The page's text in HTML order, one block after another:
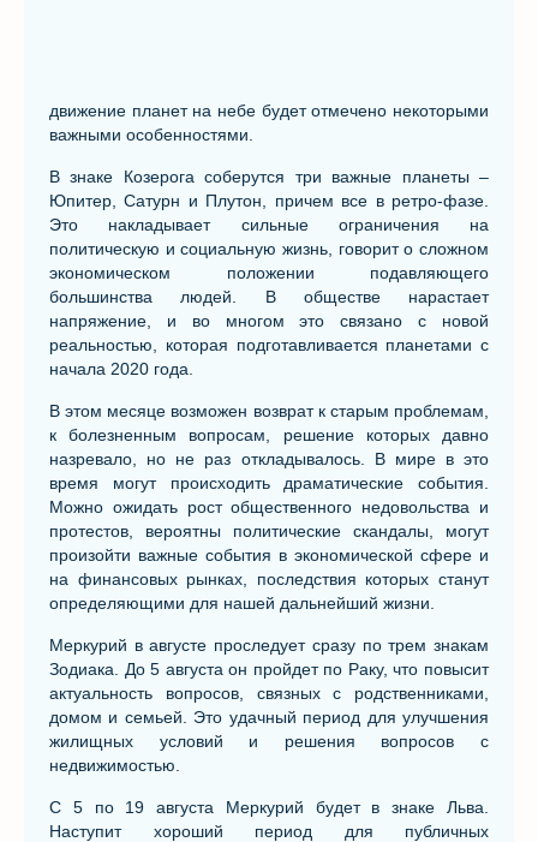
движение планет на небе будет отмечено некоторыми
важными особенностями.
В знаке Козерога соберутся три важные планеты –
Юпитер, Сатурн и Плутон, причем все в ретро-фазе.
Это накладывает сильные ограничения на
политическую и социальную жизнь, говорит о сложном
экономическом положении подавляющего
большинства людей. В обществе нарастает
напряжение, и во многом это связано с новой
реальностью, которая подготавливается планетами с
начала 2020 года.
В этом месяце возможен возврат к старым проблемам,
к болезненным вопросам, решение которых давно
назревало, но не раз откладывалось. В мире в это
время могут происходить драматические события.
Можно ожидать рост общественного недовольства и
протестов, вероятны политические скандалы, могут
произойти важные события в экономической сфере и
на финансовых рынках, последствия которых станут
определяющими для нашей дальнейший жизни.
Меркурий в августе проследует сразу по трем знакам
Зодиака. До 5 августа он пройдет по Раку, что повысит
актуальность вопросов, связных с родственниками,
домом и семьей. Это удачный период для улучшения
жилищных условий и решения вопросов с
недвижимостью.
С 5 по 19 августа Меркурий будет в знаке Льва.
Наступит хороший период для публичных